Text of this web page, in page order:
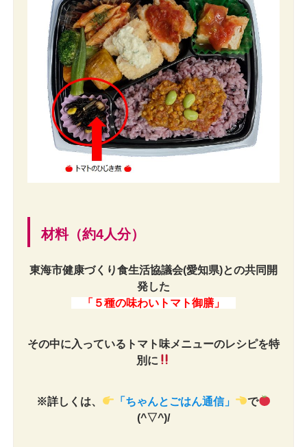
材料（約4人分）
東海市健康づくり食生活協議会(愛知県)との共同開
発した
「５種の味わいトマト御膳」
その中に入っているトマト味メニューのレシピを特
別に
※詳しくは、 「ちゃんとごはん通信」
で
(^▽^)/